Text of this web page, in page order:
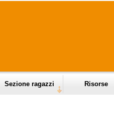
Sezione ragazzi Risorse